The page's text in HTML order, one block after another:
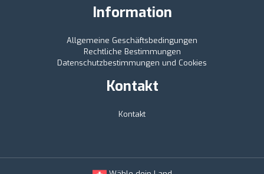
Information
Allgemeine Geschäftsbedingungen
Rechtliche Bestimmungen
Datenschutzbestimmungen und Cookies
Kontakt
Kontakt